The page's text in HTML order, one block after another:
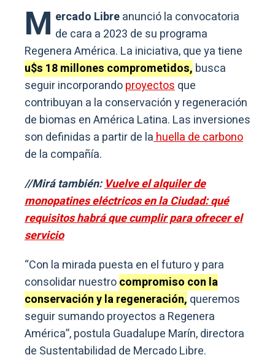
M ercado Libreanunció la convocatoria
de cara a 2023 de su programa
Regenera América. La iniciativa, que ya tiene
u$s 18 millones comprometidos, busca
seguir incorporandoproyectosque
contribuyan a la conservación y regeneración
de biomas en América Latina. Las inversiones
son definidas a partir de lahuella de carbono
de la compañía.
//Mirá también:Vuelve el alquiler de
monopatines eléctricos en la Ciudad: qué
requisitos habrá que cumplir para ofrecer el
servicio
“Con la mirada puesta en el futuro y para
consolidar nuestrocompromiso con la
conservación y la regeneración, queremos
seguir sumando proyectos a Regenera
América”, postula Guadalupe Marín, directora
de Sustentabilidad de Mercado Libre.